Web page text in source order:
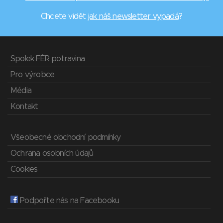
Chcete vidět jak náš newsletter vypadá?
Spolek FÉR potravina
Pro výrobce
Média
Kontakt
Všeobecné obchodní podmínky
Ochrana osobních údajů
Cookies
Podpořte nás na Facebooku